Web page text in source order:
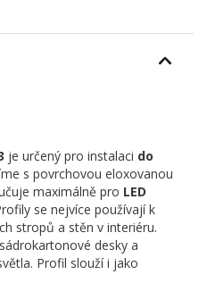
je určený pro instalaci do
s povrchovou eloxovanou
maximálně pro LED
se nejvíce používají k
stropů a stěn v interiéru.
desky a
Profil slouží i jako